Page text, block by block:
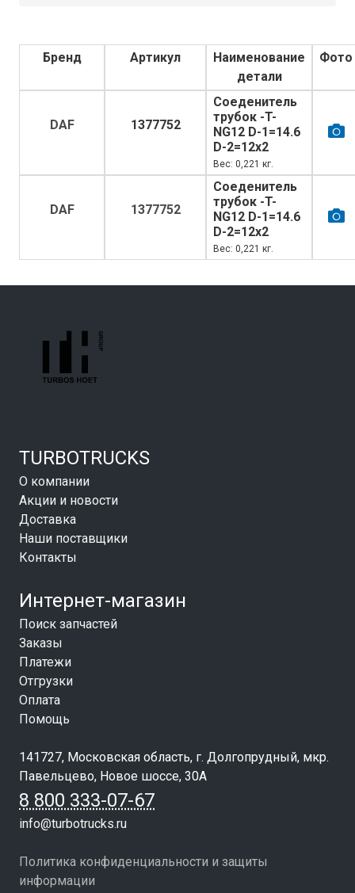
Бренд Артикул
Наименование
детали
Фото
DAF 1377752
Соеденитель
трубок -T-
NG12 D-1=14.6
D-2=12x2
Вес: 0,221 кг.
DAF 1377752
Соеденитель
трубок -T-
NG12 D-1=14.6
D-2=12x2
Вес: 0,221 кг.
TURBOTRUCKS
О компании
Акции и новости
Доставка
Наши поставщики
Контакты
Интернет-магазин
Поиск запчастей
Заказы
Платежи
Отгрузки
Оплата
Помощь
141727, Московская область, г. Долгопрудный, мкр.
Павельцево, Новое шоссе, 30А
8 800 333-07-67
info@turbotrucks.ru
Политика конфиденциальности и защиты
информации